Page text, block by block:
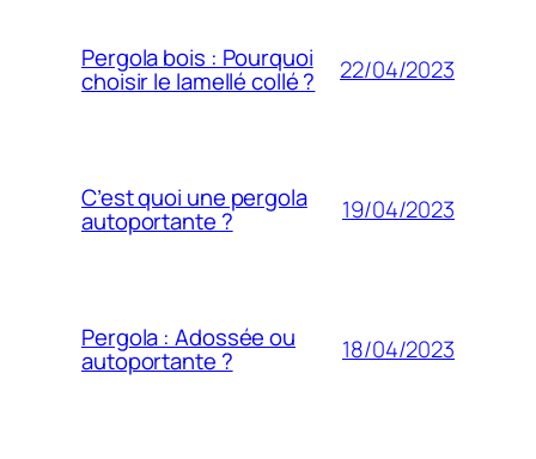
Pergola bois : Pourquoi
choisir le lamellé collé ? 22/04/2023
C’est quoi une pergola
autoportante ? 19/04/2023
Pergola : Adossée ou
autoportante ? 18/04/2023